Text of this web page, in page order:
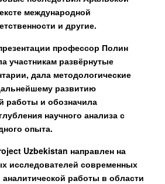
международной
и другие.
профессор Полин
участникам развёрнутые
дала методологические
развитию
работы и обозначила
научного анализа с
опыта.
Uzbekistan направлен на
исследователей современных
работы в области